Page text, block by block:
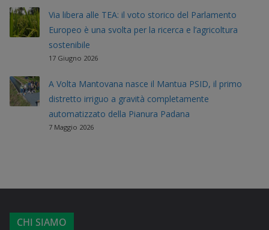
Via libera alle TEA: il voto storico del Parlamento
Europeo è una svolta per la ricerca e l’agricoltura
sostenibile
17 Giugno 2026
A Volta Mantovana nasce il Mantua PSID, il primo
distretto irriguo a gravità completamente
automatizzato della Pianura Padana
7 Maggio 2026
CHI SIAMO